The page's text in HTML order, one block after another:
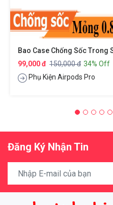
99,000 đ 150,000 đ 34% Off
Phụ Kiện Airpods Pro
Đăng Ký Nhận Tin